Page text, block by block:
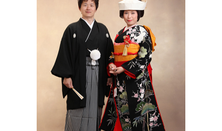
お問い合わせ
証明写真の焼き増し